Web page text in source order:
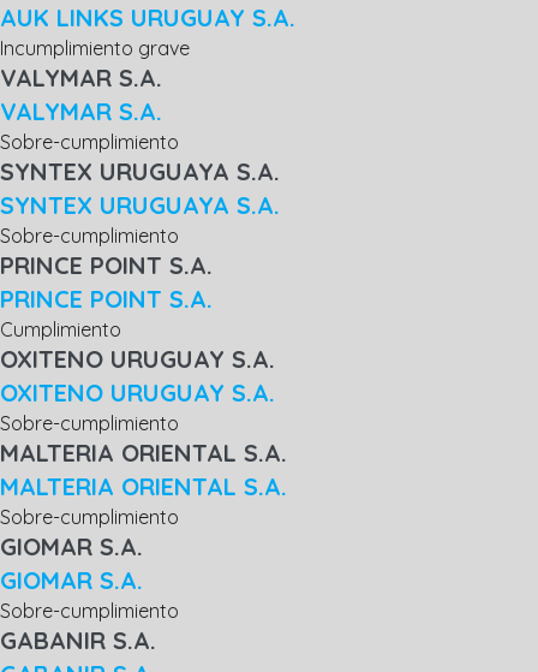
AUK LINKS URUGUAY S.A.
Incumplimiento grave
VALYMAR S.A.
VALYMAR S.A.
Sobre-cumplimiento
SYNTEX URUGUAYA S.A.
SYNTEX URUGUAYA S.A.
Sobre-cumplimiento
PRINCE POINT S.A.
PRINCE POINT S.A.
Cumplimiento
OXITENO URUGUAY S.A.
OXITENO URUGUAY S.A.
Sobre-cumplimiento
MALTERIA ORIENTAL S.A.
MALTERIA ORIENTAL S.A.
Sobre-cumplimiento
GIOMAR S.A.
GIOMAR S.A.
Sobre-cumplimiento
GABANIR S.A.